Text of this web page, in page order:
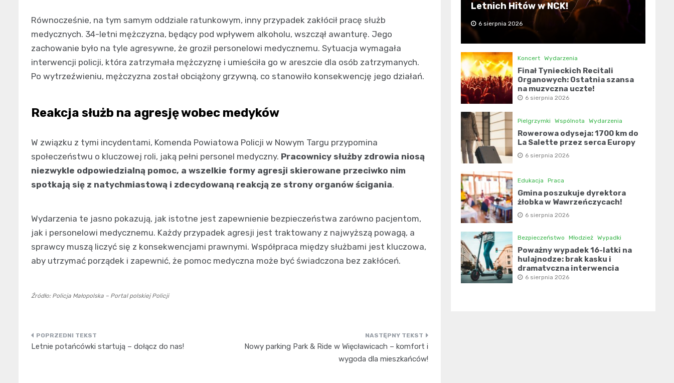
Równocześnie, na tym samym oddziale ratunkowym, inny przypadek zakłócił pracę służb
medycznych. 34-letni mężczyzna, będący pod wpływem alkoholu, wszczął awanturę. Jego
zachowanie było na tyle agresywne, że groził personelowi medycznemu. Sytuacja wymagała
interwencji policji, która zatrzymała mężczyznę i umieściła go w areszcie dla osób zatrzymanych.
Po wytrzeźwieniu, mężczyzna został obciążony grzywną, co stanowiło konsekwencję jego działań.
Reakcja służb na agresję wobec medyków
W związku z tymi incydentami, Komenda Powiatowa Policji w Nowym Targu przypomina
społeczeństwu o kluczowej roli, jaką pełni personel medyczny. Pracownicy służby zdrowia niosą
niezwykle odpowiedzialną pomoc, a wszelkie formy agresji skierowane przeciwko nim
spotkają się z natychmiastową i zdecydowaną reakcją ze strony organów ścigania.
Wydarzenia te jasno pokazują, jak istotne jest zapewnienie bezpieczeństwa zarówno pacjentom,
jak i personelowi medycznemu. Każdy przypadek agresji jest traktowany z najwyższą powagą, a
sprawcy muszą liczyć się z konsekwencjami prawnymi. Współpraca między służbami jest kluczowa,
aby utrzymać porządek i zapewnić, że pomoc medyczna może być świadczona bez zakłóceń.
Źródło: Policja Małopolska – Portal polskiej Policji
Nawigacja
Letnie potańcówki startują – dołącz do nas!
Nowy parking Park & Ride w Więcławicach – komfort i
wygoda dla mieszkańców!
Letnich Hitów w NCK!
6 sierpnia 2026
Koncert Wydarzenia
Finał Tynieckich Recitali
Organowych: Ostatnia szansa
na muzyczną ucztę!
6 sierpnia 2026
Pielgrzymki Wspólnota Wydarzenia
Rowerowa odyseja: 1700 km do
La Salette przez serca Europy
6 sierpnia 2026
Edukacja Praca
Gmina poszukuje dyrektora
żłobka w Wawrzeńczycach!
6 sierpnia 2026
Bezpieczeństwo Młodzież Wypadki
Poważny wypadek 16-latki na
hulajnodze: brak kasku i
dramatyczna interwencja
świadków
6 sierpnia 2026